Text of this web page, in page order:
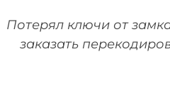
Потерял ключи от
заказать